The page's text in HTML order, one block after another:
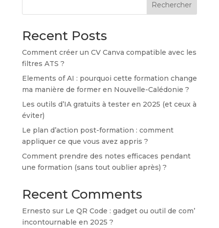
Rechercher
Recent Posts
Comment créer un CV Canva compatible avec les
filtres ATS ?
Elements of AI : pourquoi cette formation change
ma manière de former en Nouvelle-Calédonie ?
Les outils d’IA gratuits à tester en 2025 (et ceux à
éviter)
Le plan d’action post-formation : comment
appliquer ce que vous avez appris ?
Comment prendre des notes efficaces pendant
une formation (sans tout oublier après) ?
Recent Comments
Ernesto sur Le QR Code : gadget ou outil de com’
incontournable en 2025 ?